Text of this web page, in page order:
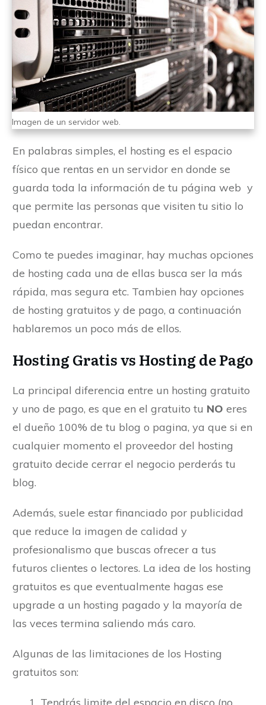
Imagen de un servidor web.
En palabras simples, el hosting es el espacio
físico que rentas en un servidor en donde se
guarda toda la información de tu página web y
que permite las personas que visiten tu sitio lo
puedan encontrar.
Como te puedes imaginar, hay muchas opciones
de hosting cada una de ellas busca ser la más
rápida, mas segura etc. Tambien hay opciones
de hosting gratuitos y de pago, a continuación
hablaremos un poco más de ellos.
Hosting Gratis vs Hosting de Pago
La principal diferencia entre un hosting gratuito
y uno de pago, es que en el gratuito tu NO eres
el dueño 100% de tu blog o pagina, ya que si en
cualquier momento el proveedor del hosting
gratuito decide cerrar el negocio perderás tu
blog.
Además, suele estar financiado por publicidad
que reduce la imagen de calidad y
profesionalismo que buscas ofrecer a tus
futuros clientes o lectores. La idea de los hosting
gratuitos es que eventualmente hagas ese
upgrade a un hosting pagado y la mayoría de
las veces termina saliendo más caro.
Algunas de las limitaciones de los Hosting
gratuitos son: